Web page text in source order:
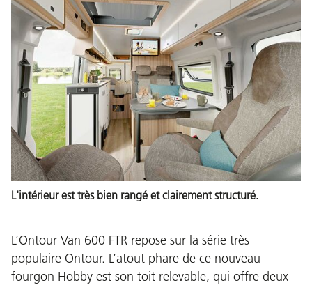
L'intérieur est très bien rangé et clairement structuré.
L’Ontour Van 600 FTR repose sur la série très
populaire Ontour. L’atout phare de ce nouveau
fourgon Hobby est son toit relevable, qui offre deux